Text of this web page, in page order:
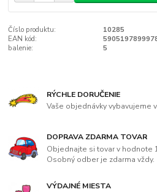
Číslo produktu:
10285
EAN kód:
balenie:
5
RÝCHLE DORUČENIE
Vaše objednávky vybavujeme
DOPRAVA ZDARMA TOVAR
Objednajte si tovar v hodnote
Osobný odber je zdarma vždy.
VÝDAJNÉ MIESTA